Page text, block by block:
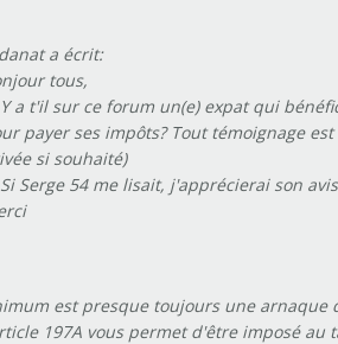
a écrit:
tous,
a t'il sur ce forum un(e) expat qui
payer ses impôts? Tout témoignage
si souhaité)
Serge 54 me lisait, j'apprécierai son avis
est presque toujours une arnaque
197A vous permet d'être imposé au